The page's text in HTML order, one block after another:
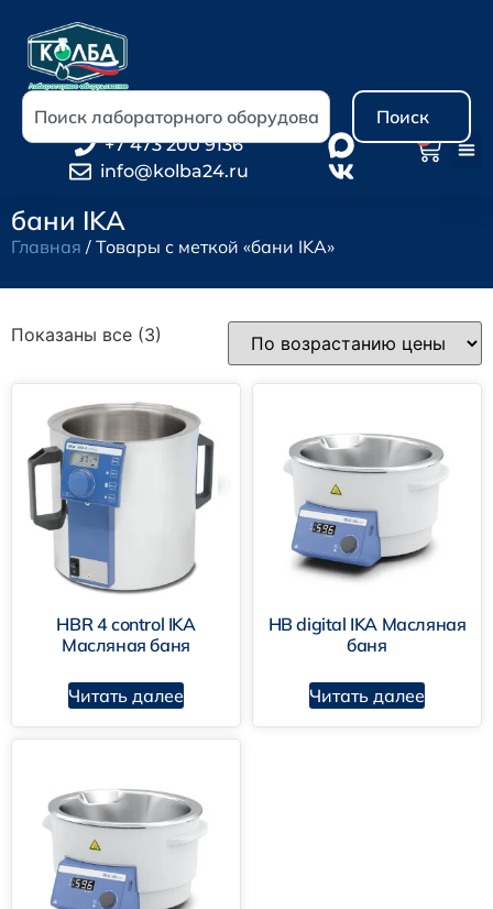
Поиск
+7 473 200 9136
info@kolba24.ru
бани IKA
Главная / Товары с меткой «бани IKA»
Показаны все (3)
HBR 4 control IKA
Масляная баня
Читать далее
HB digital IKA Масляная
баня
Читать далее